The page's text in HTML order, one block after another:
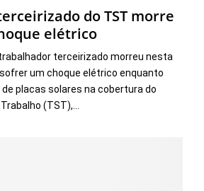
do TST morre
elétrico
trabalhador terceirizado morreu nesta
um choque elétrico enquanto
placas solares na cobertura do
(TST),...